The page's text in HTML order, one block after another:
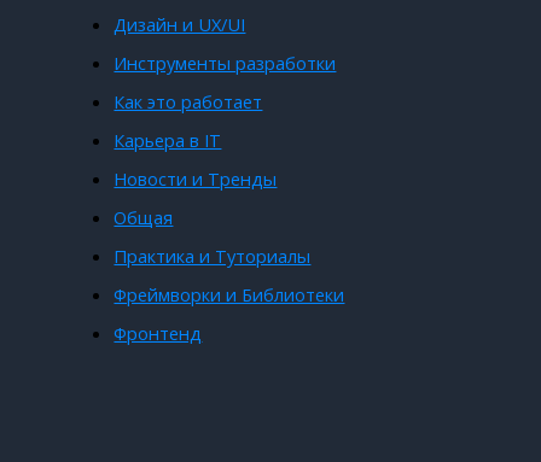
Дизайн и UX/UI
Инструменты разработки
Как это работает
Карьера в IT
Новости и Тренды
Общая
Практика и Туториалы
Фреймворки и Библиотеки
Фронтенд